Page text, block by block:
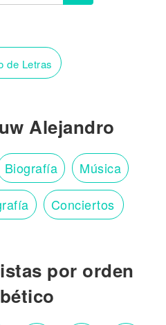
de Letras
Alejandro
Biografía Música
Conciertos
por orden